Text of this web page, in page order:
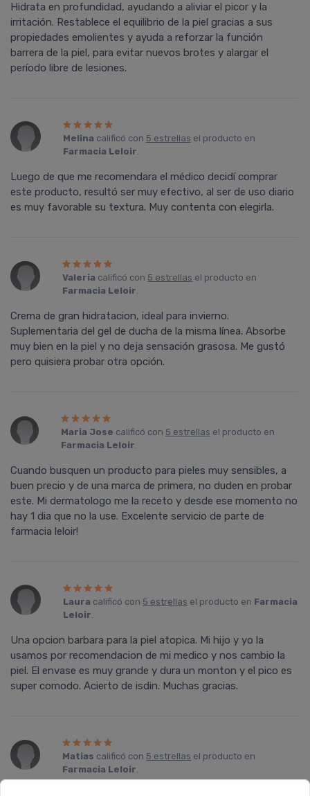
Hidrata en profundidad, ayudando a aliviar el picor y la
irritación. Restablece el equilibrio de la piel gracias a sus
propiedades emolientes y ayuda a reforzar la función
barrera de la piel, para evitar nuevos brotes y alargar el
período libre de lesiones.
Melina calificó con 5 estrellas el producto en
Farmacia Leloir.
Luego de que me recomendara el médico decidí comprar
este producto, resultó ser muy efectivo, al ser de uso diario
es muy favorable su textura. Muy contenta con elegirla.
Valeria calificó con 5 estrellas el producto en
Farmacia Leloir.
Crema de gran hidratacion, ideal para invierno.
Suplementaria del gel de ducha de la misma lí­nea. Absorbe
muy bien en la piel y no deja sensación grasosa. Me gustó
pero quisiera probar otra opción.
Maria Jose calificó con 5 estrellas el producto en
Farmacia Leloir.
Cuando busquen un producto para pieles muy sensibles, a
buen precio y de una marca de primera, no duden en probar
este. Mi dermatologo me la receto y desde ese momento no
hay 1 dia que no la use. Excelente servicio de parte de
farmacia leloir!
Laura calificó con 5 estrellas el producto en Farmacia
Leloir.
Una opcion barbara para la piel atopica. Mi hijo y yo la
usamos por recomendacion de mi medico y nos cambio la
piel. El envase es muy grande y dura un monton y el pico es
super comodo. Acierto de isdin. Muchas gracias.
Matias calificó con 5 estrellas el producto en
Farmacia Leloir.